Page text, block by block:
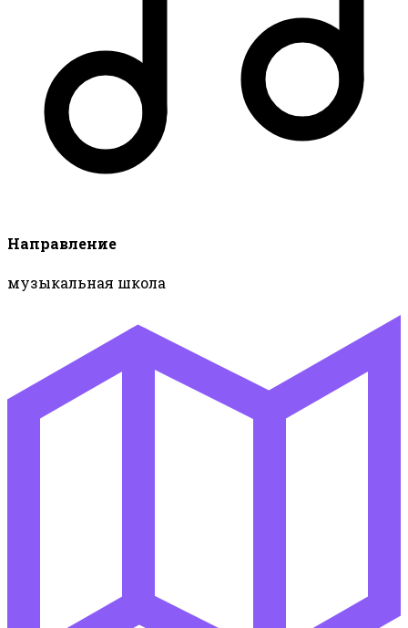
Направление
музыкальная школа